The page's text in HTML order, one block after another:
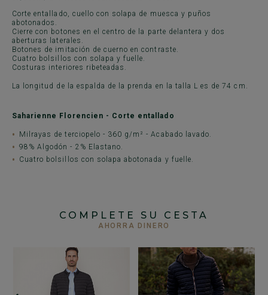
Corte entallado, cuello con solapa de muesca y puños
abotonados.
Cierre con botones en el centro de la parte delantera y dos
aberturas laterales.
Botones de imitación de cuerno en contraste.
Cuatro bolsillos con solapa y fuelle.
Costuras interiores ribeteadas.
La longitud de la espalda de la prenda en la talla L es de 74 cm.
Saharienne Florencien - Corte entallado
Milrayas de terciopelo - 360 g/m² - Acabado lavado.
98% Algodón - 2% Elastano.
Cuatro bolsillos con solapa abotonada y fuelle.
COMPLETE SU CESTA
AHORRA DINERO